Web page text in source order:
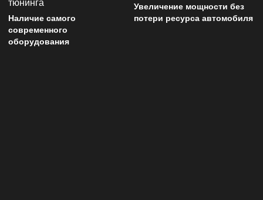
Наличие самого
современного
оборудования
Увеличение мощности без
потери ресурса автомобиля